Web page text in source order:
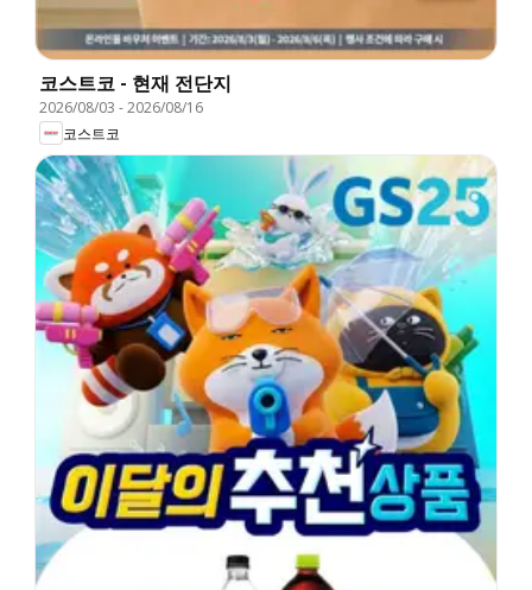
코스트코 - 현재 전단지
2026/08/03 -2026/08/16
코스트코